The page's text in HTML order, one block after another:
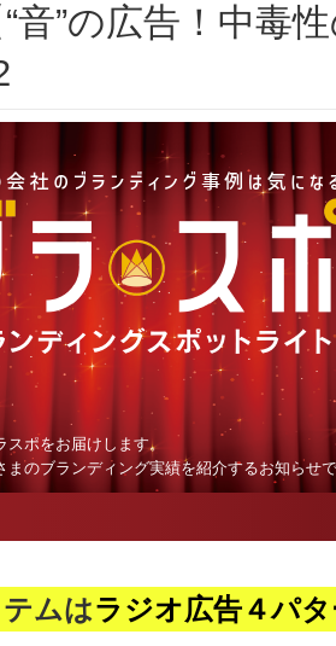
音”の広告！中毒
ポをお届けします。
のブランディング実績を紹介するお知らせで
ムはラジオ広告４パタ